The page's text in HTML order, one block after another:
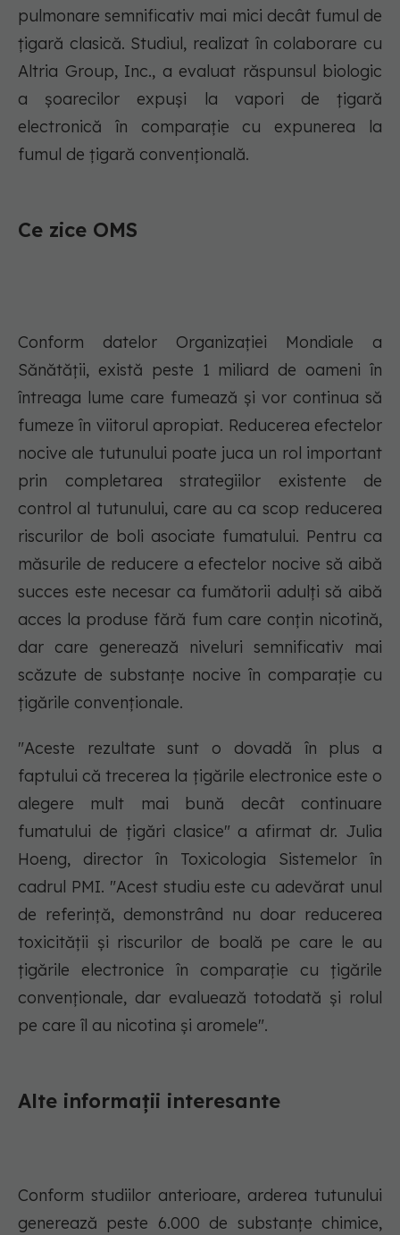
pulmonare semnificativ mai mici decât fumul de
țigară clasică. Studiul, realizat în colaborare cu
Altria Group, Inc., a evaluat răspunsul biologic
a șoarecilor expuși la vapori de țigară
electronică în comparație cu expunerea la
fumul de țigară convențională.
Ce zice OMS
Conform datelor Organizației Mondiale a
Sănătății, există peste 1 miliard de oameni în
întreaga lume care fumează și vor continua să
fumeze în viitorul apropiat. Reducerea efectelor
nocive ale tutunului poate juca un rol important
prin completarea strategiilor existente de
control al tutunului, care au ca scop reducerea
riscurilor de boli asociate fumatului. Pentru ca
măsurile de reducere a efectelor nocive să aibă
succes este necesar ca fumătorii adulți să aibă
acces la produse fără fum care conțin nicotină,
dar care generează niveluri semnificativ mai
scăzute de substanțe nocive în comparație cu
țigările convenționale.
"Aceste rezultate sunt o dovadă în plus a
faptului că trecerea la țigările electronice este o
alegere mult mai bună decât continuare
fumatului de țigări clasice" a afirmat dr. Julia
Hoeng, director în Toxicologia Sistemelor în
cadrul PMI. "Acest studiu este cu adevărat unul
de referință, demonstrând nu doar reducerea
toxicității și riscurilor de boală pe care le au
țigările electronice în comparație cu țigările
convenționale, dar evaluează totodată și rolul
pe care îl au nicotina și aromele".
Alte informații interesante
Conform studiilor anterioare, arderea tutunului
generează peste 6.000 de substanțe chimice,